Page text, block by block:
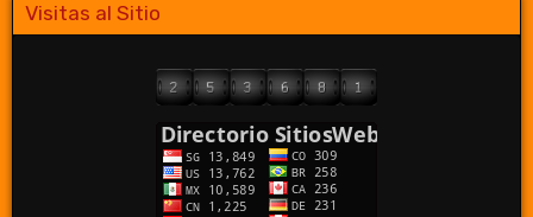
Visitas al Sitio